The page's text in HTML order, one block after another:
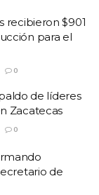
$901 MDP
como
recibieron $901
para el
0
de líderes
Zacatecas
0
de